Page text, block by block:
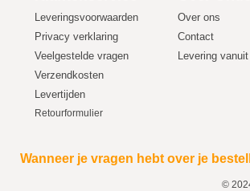
Leveringsvoorwaarden
Over ons
Privacy verklaring
Contact
Veelgestelde vragen
Levering
Verzendkosten
Levertijden
Retourformulier
Wanneer je vragen hebt over je
©